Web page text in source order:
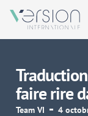
faire rire
Team VI
4